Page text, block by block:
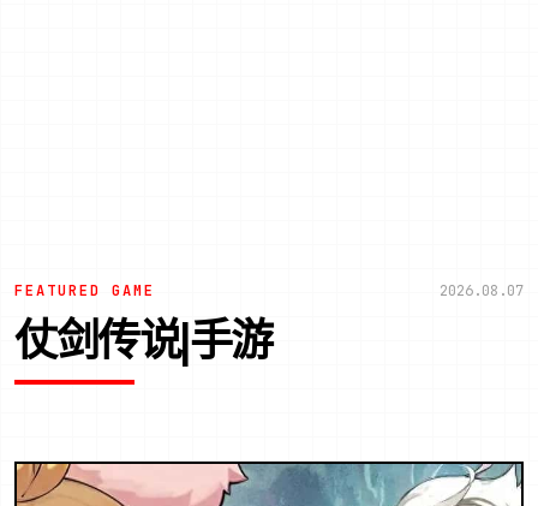
FEATURED GAME 2026.08.07
仗剑传说|手游